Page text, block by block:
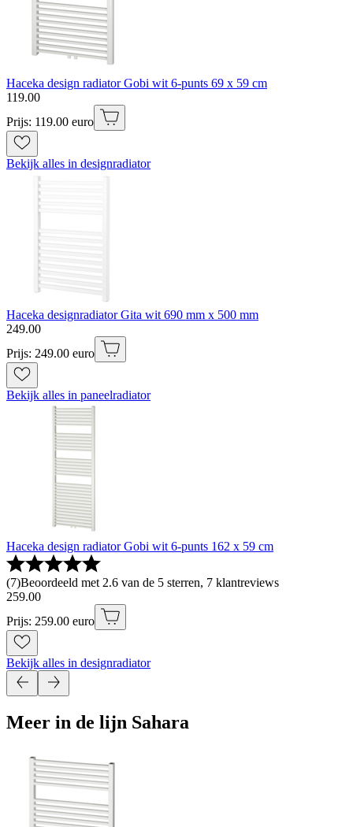
Haceka design radiator Gobi wit 6-punts 69 x 59 cm
119.00
Prijs: 119.00 euro
Bekijk alles in designradiator
Haceka designradiator Gita wit 690 mm x 500 mm
249.00
Prijs: 249.00 euro
Bekijk alles in paneelradiator
Haceka design radiator Gobi wit 6-punts 162 x 59 cm
(7)Beoordeeld met 2.6 van de 5 sterren, 7 klantreviews
259.00
Prijs: 259.00 euro
Bekijk alles in designradiator
Meer in de lijn Sahara